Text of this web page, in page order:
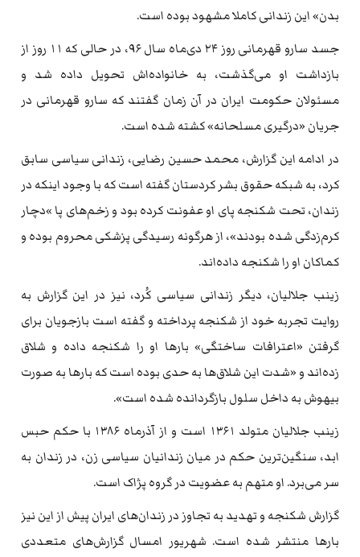
بدن» این زندانی کاملا مشهود بوده است.
جسد سارو قهرمانی روز ۲۴ دی‌ماه سال ۹۶، در حالی که ۱۱ روز از
بازداشت او می‌گذشت، به خانواده‌اش تحویل داده شد و
مسئولان حکومت ایران در آن زمان گفتند که سارو قهرمانی در
جریان «درگیری مسلحانه» کشته شده است.
در ادامه این گزارش، محمد حسین رضایی، زندانی سیاسی سابق
کرد، به شبکه حقوق بشر کردستان گفته است که با وجود اینکه در
زندان، تحت شکنجه پای او عفونت کرده بود و زخم‌های پا »دچار
کرم‌زدگی شده بودند»، از هرگونه رسیدگی پزشکی محروم بوده و
کماکان او را شکنجه داده‌اند.
زینب جلالیان، دیگر زندانی سیاسی کُرد، نیز در این گزارش به
روایت تجربه خود از شکنجه پرداخته و گفته است بازجویان برای
گرفتن «اعترافات ساختگی» بارها او را شکنجه داده و شلاق
زده‌اند و «شدت این شلاق‌ها به حدی بوده است که بارها به صورت
بیهوش به داخل سلول بازگردانده شده است».
زینب جلالیان متولد ۱۳۶۱ است و از آذرماه ۱۳۸۶ با حکم حبس
ابد، سنگین‌ترین حکم در میان زندانیان سیاسی زن، در زندان به
سر می‌برد. او متهم به عضویت در گروه پژاک است.
گزارش شکنجه و تهدید به تجاوز در زندان‌های ایران پیش از این نیز
بارها منتشر شده است. شهریور امسال گزارش‌های متعددی